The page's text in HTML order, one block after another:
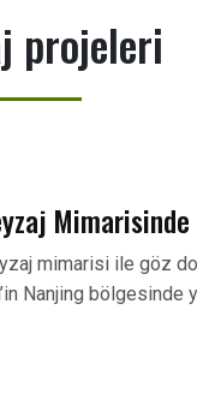
projeleri
mimarisi ile göz
Nanjing bölgesinde